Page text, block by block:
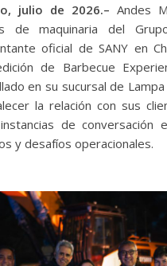
julio de 2026.– Andes
de maquinaria del
oficial de SANY en
de Barbecue
en su sucursal de
la relación con sus
de conversación
y desafíos operacionales.